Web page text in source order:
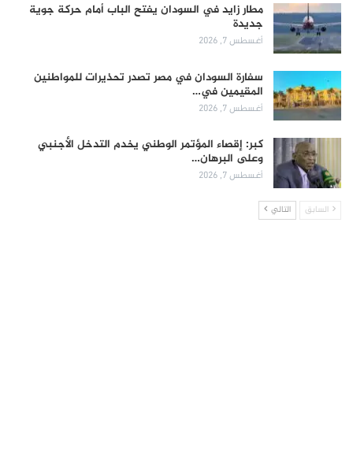
مطار زايد في السودان يفتح الباب أمام حركة جوية
جديدة
أغسطس 7, 2026
سفارة السودان في مصر تصدر تحذيرات للمواطنين
المقيمين في…
أغسطس 7, 2026
كبر: إقصاء المؤتمر الوطني يخدم التدخل الأجنبي
وعلى البرهان…
أغسطس 7, 2026
السابق التالي